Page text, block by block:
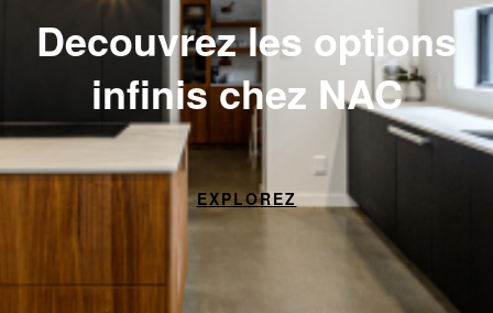
Decouvrez les options
infinis chez NAC
EXPLOREZ